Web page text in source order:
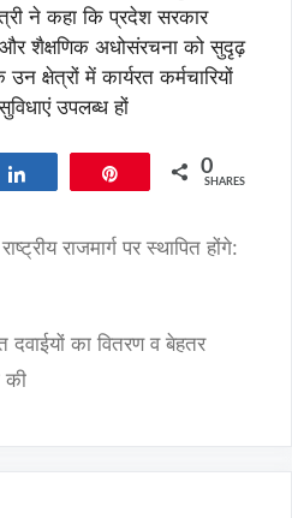
ने कहा कि प्रदेश सरकार
और शैक्षणिक अधोसंरचना को सुदृढ़
क्षेत्रों में कार्यरत कर्मचारियों
उपलब्ध हों
0
SHARES
राजमार्ग पर स्थापित होंगे:
दवाईयों का वितरण व बेहतर
की